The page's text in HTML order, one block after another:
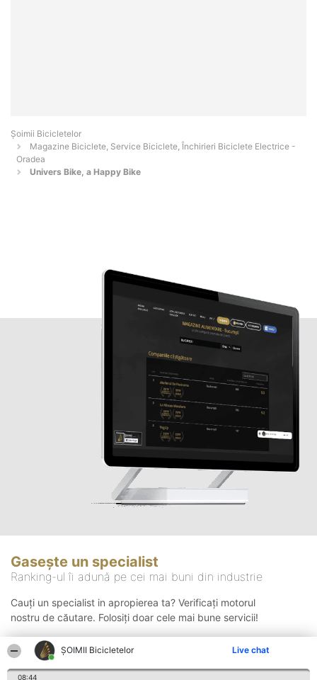
ȘOIMII Bicicletelor Live chat
08:44
Șoimii Bicicletelor
Magazine Biciclete, Service Biciclete, Închirieri Biciclete Electrice -
Oradea
Univers Bike, a Happy Bike
Gasește un specialist
Ranking-ul îi adună pe cei mai buni din industrie
Cauți un specialist in apropierea ta? Verificați motorul
nostru de căutare. Folosiți doar cele mai bune servicii!